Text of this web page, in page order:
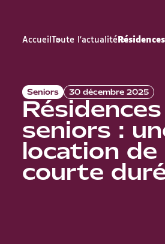
Accueil Toute l'actualité
Seniors 30 décembre 2025
Résidences
seniors :
location de
courte